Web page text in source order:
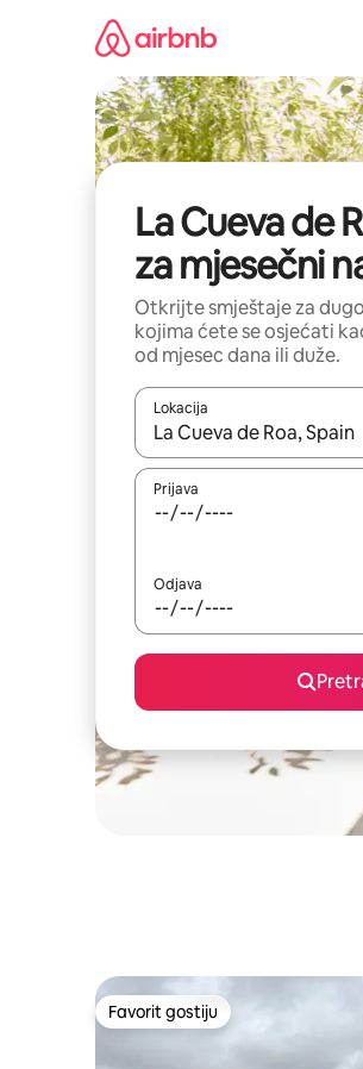
La Cueva de
za mjesečni
Otkrijte smještaje za
kojima ćete se osjećati
od mjesec dana ili duže.
Lokacija
Kad su rezultati dostupni,
Prijava
Odjava
Favorit gostiju
Favorit gostiju